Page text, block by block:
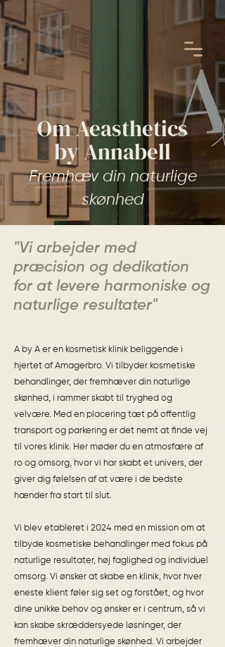
Om Aeasthetics
by Annabell
Fremhæv din naturlige
skønhed
"Vi arbejder med
præcision og dedikation
for at levere harmoniske og
naturlige resultater"
A by A er en kosmetisk klinik beliggende i
hjertet af Amagerbro. Vi tilbyder kosmetiske
behandlinger, der fremhæver din naturlige
skønhed, i rammer skabt til tryghed og
velvære.​ Med en placering tæt på offentlig
transport og parkering er det nemt at finde vej
til vores klinik. Her møder du en atmosfære af
ro og omsorg, hvor vi har skabt et univers, der
giver dig følelsen af at være i de bedste
hænder fra start til slut.
Vi blev etableret i 2024 med en mission om at
tilbyde kosmetiske behandlinger med fokus på
naturlige resultater, høj faglighed og individuel
omsorg. Vi ønsker at skabe en klinik, hvor hver
eneste klient føler sig set og forstået, og hvor
dine unikke behov og ønsker er i centrum, så vi
kan skabe skræddersyede løsninger, der
fremhæver din naturlige skønhed. Vi arbejder